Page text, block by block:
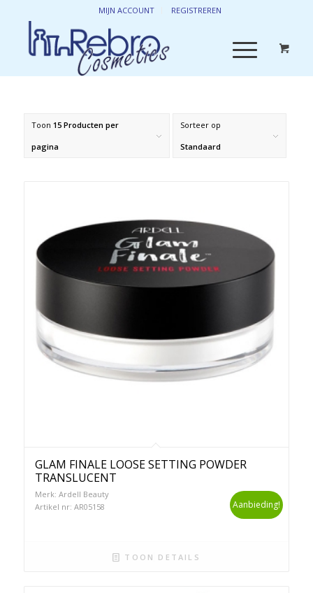
MIJN ACCOUNT REGISTREREN
Sorteer op
Standaard
Toon 15 Producten per
pagina
GLAM FINALE LOOSE SETTING POWDER
TRANSLUCENT
Merk: Ardell Beauty
Artikel nr: AR05158
Aanbieding!
TOON DETAILS